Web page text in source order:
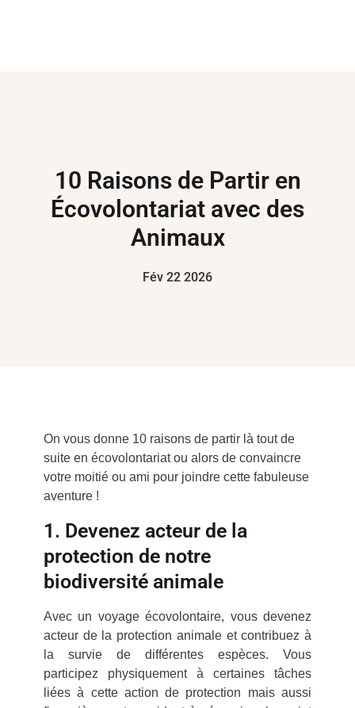
10 Raisons de Partir en
Écovolontariat avec des
Animaux
Fév 22 2026
On vous donne 10 raisons de partir là tout de
suite en écovolontariat ou alors de convaincre
votre moitié ou ami pour joindre cette fabuleuse
aventure !
1. Devenez acteur de la
protection de notre
biodiversité animale
Avec un voyage écovolontaire, vous devenez
acteur de la protection animale et contribuez à
la survie de différentes espèces. Vous
participez physiquement à certaines tâches
liées à cette action de protection mais aussi